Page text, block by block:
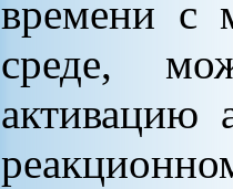
времени с
среде,
активацию